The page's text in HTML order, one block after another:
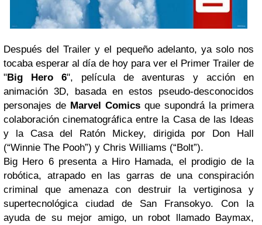
Después del Trailer y el pequeño adelanto, ya solo nos
tocaba esperar al día de hoy para ver el Primer Trailer de
"Big Hero 6", película de aventuras y acción en
animación 3D, basada en estos pseudo-desconocidos
personajes de Marvel Comics que supondrá la primera
colaboración cinematográfica entre la Casa de las Ideas
y la Casa del Ratón Mickey, dirigida por Don Hall
(“Winnie The Pooh”) y Chris Williams (“Bolt”).
Big Hero 6 presenta a Hiro Hamada, el prodigio de la
robótica, atrapado en las garras de una conspiración
criminal que amenaza con destruir la vertiginosa y
supertecnológica ciudad de San Fransokyo. Con la
ayuda de su mejor amigo, un robot llamado Baymax,